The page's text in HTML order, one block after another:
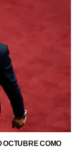
OCTUBRE COMO